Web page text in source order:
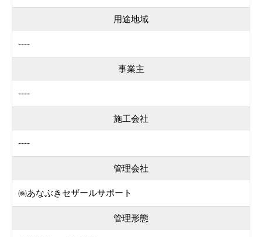
用途地域
----
事業主
----
施工会社
----
管理会社
㈱あなぶきセザールサポート
管理形態